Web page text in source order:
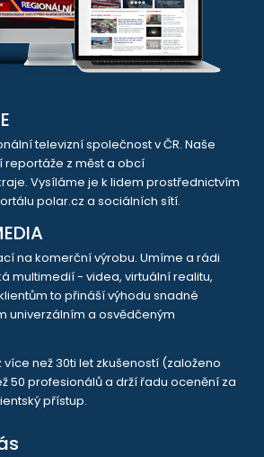
televizní společnost v ČR. Naše
reportáže z měst a obcí
Vysíláme je k lidem prostřednictvím
polar.cz a sociálních sítí.
na komerční výrobu. Umíme a rádi
multimedií - videa, virtuální realitu,
to přináší výhodu snadné
univerzálním a osvědčeným
více než 30ti let zkušeností (založeno
50 profesionálů a drží řadu ocenění za
přístup.